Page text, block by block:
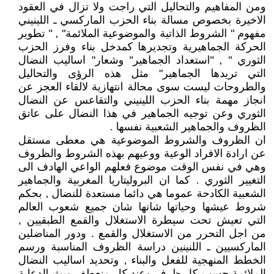
ومن المفاهيم والتحاليل التي راجت ولا تزال في العقود
الاخيرة بخصوص مسالة بناء الحزب الماركسي ـ اللينيني
مفهوم " الشروط الذاتية والموضوعية الملائمة" , " تطوير
الحركة الجماهيرية وتجديرها كمدخل بناء وفرز الحزب
الثوري " , "استعداد الجماهير" وشعار" اساليب النضال
التي تريدها الجماهير" مثل هذه الرؤى والتحاليل
والطروحات ليست سوى محالة انتهازية لالقاء العجز عن
انجاز مهمة بناء الحزب اللينيني والتقاعس عن النضال
الثوري وعن توجيه الجماهير في هذا النضال على عاتق
الظروف والجماهير الشعبية نفسها .
ان الظروف والشروط الموضوعية هي معطى مستقل
عن ارادة الافراد الوعية ووعيهم بهذه الشروط والظروف
وهي في نفس الوقت موضوع فعلهم الواعي الهادف الى
التغيير الثوري . كما ان البروليتاريا المغربية والجماهير
الشعبية الكادحة عموما هي دائما مستعدة للنضال , بحكم
شروط عيشها وحياتها شانها شان جميع شعوب العالم
التي تعيش تحت سيطرة الاستغلال والقمع الطبقيين ,
من اجل التحرر من الاستغلال والقمع . ودور المناضلين
الماركسيين ـ اللنينين دراسة الظروف المناسبة ورسم
الخطط المنهجية للفعل والبناء , وتحديد اساليب النضال